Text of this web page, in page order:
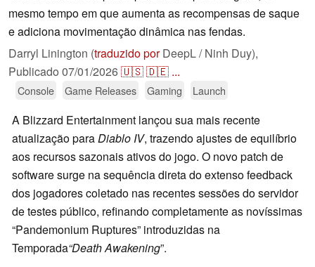
mesmo tempo em que aumenta as recompensas de saque
e adiciona movimentação dinâmica nas fendas.
Darryl Linington (traduzido porDeepL / Ninh Duy),
Publicado 07/01/2026🇺🇸🇩🇪 ...
Console Game Releases Gaming Launch
A Blizzard Entertainment lançou sua mais recente
atualização paraDiablo IV, trazendo ajustes de equilíbrio
aos recursos sazonais ativos do jogo. O novo patch de
software surge na sequência direta do extenso feedback
dos jogadores coletado nas recentes sessões do servidor
de testes público, refinando completamente as novíssimas
“Pandemonium Ruptures” introduzidas na
Temporada“Death Awakening”.